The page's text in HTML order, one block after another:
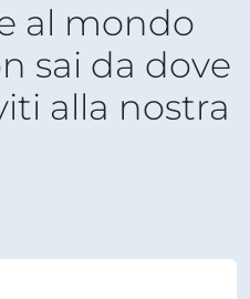
al mondo
sai da dove
alla nostra